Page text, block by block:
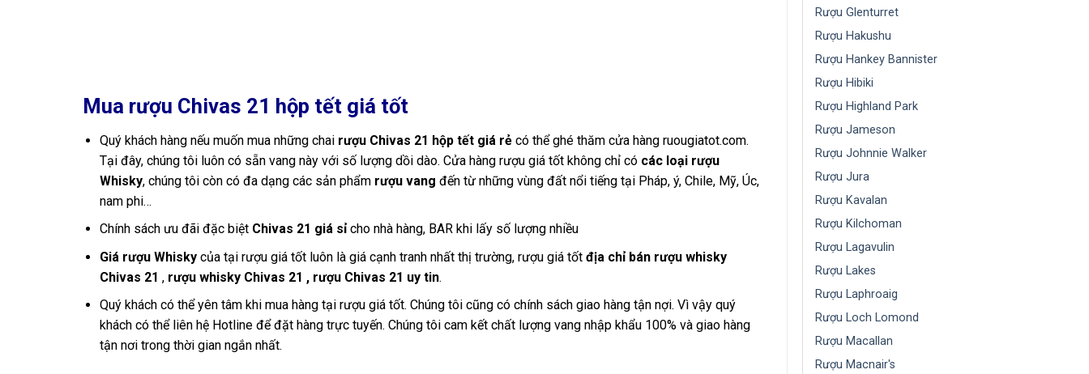
Rượu Glenturret
Rượu Hakushu
Rượu Hankey Bannister
Rượu Hibiki
Rượu Highland Park
Rượu Jameson
Rượu Johnnie Walker
Rượu Jura
Rượu Kavalan
Rượu Kilchoman
Rượu Lagavulin
Rượu Lakes
Rượu Laphroaig
Rượu Loch Lomond
Rượu Macallan
Rượu Macnair's
Mua rượu Chivas 21 hộp tết giá tốt
Quý khách hàng nếu muốn mua những chai rượu Chivas 21 hộp tết giá rẻcó thể ghé thăm cửa hàng ruougiatot.com.
Tại đây, chúng tôi luôn có sẵn vang này với số lượng dồi dào. Cửa hàng rượu giá tốt không chỉ có các loại rượu
Whisky, chúng tôi còn có đa dạng các sản phẩm rượu vang đến từ những vùng đất nổi tiếng tại Pháp, ý, Chile, Mỹ, Úc,
nam phi…
Chính sách ưu đãi đặc biệt Chivas 21 giá sỉcho nhà hàng, BAR khi lấy số lượng nhiều
Giá rượu Whiskycủa tại rượu giá tốt luôn là giá cạnh tranh nhất thị trường, rượu giá tốt địa chỉ bán rượu whisky
Chivas 21 , rượu whisky Chivas 21 , rượu Chivas 21 uy tin.
Quý khách có thể yên tâm khi mua hàng tại rượu giá tốt. Chúng tôi cũng có chính sách giao hàng tận nợi. Vì vậy quý
khách có thể liên hệ Hotline để đặt hàng trực tuyến. Chúng tôi cam kết chất lượng vang nhập khẩu 100% và giao hàng
tận nơi trong thời gian ngắn nhất.